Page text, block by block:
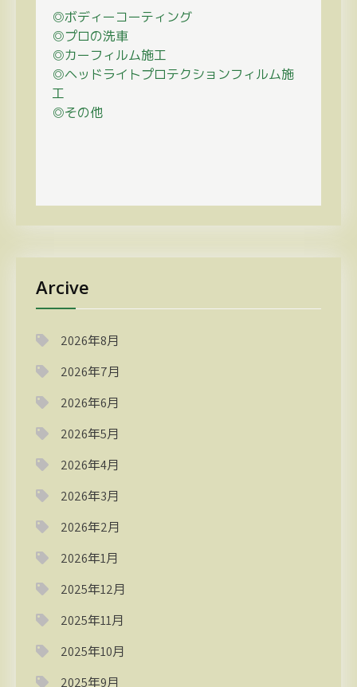
◎ボディーコーティング
◎プロの洗車
◎カーフィルム施工
◎ヘッドライトプロテクションフィルム施
工
◎その他
Arcive
2026年8月
2026年7月
2026年6月
2026年5月
2026年4月
2026年3月
2026年2月
2026年1月
2025年12月
2025年11月
2025年10月
2025年9月